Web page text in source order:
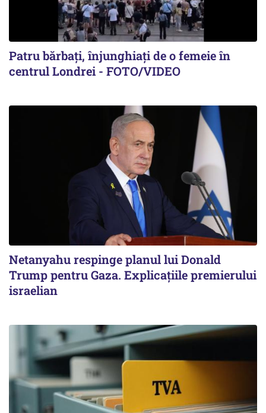
Patru bărbați, înjunghiați de o femeie în
centrul Londrei - FOTO/VIDEO
Netanyahu respinge planul lui Donald
Trump pentru Gaza. Explicațiile premierului
israelian